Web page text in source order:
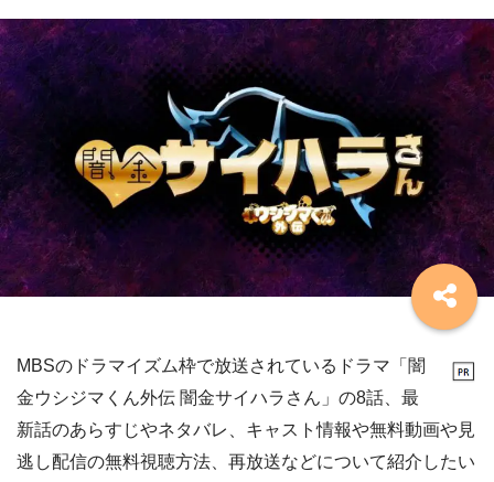
MBSのドラマイズム枠で放送されているドラマ「闇
金ウシジマくん外伝 闇金サイハラさん」の8話、最
新話のあらすじやネタバレ、キャスト情報や無料動画や見
逃し配信の無料視聴方法、再放送などについて紹介したい